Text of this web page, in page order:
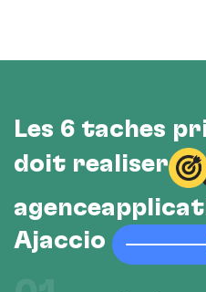
Les 6 tâches
doit réaliser
Ajaccio